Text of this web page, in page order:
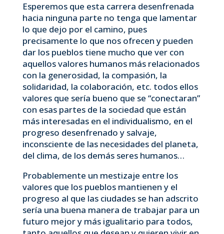
Esperemos que esta carrera desenfrenada
hacia ninguna parte no tenga que lamentar
lo que dejo por el camino, pues
precisamente lo que nos ofrecen y pueden
dar los pueblos tiene mucho que ver con
aquellos valores humanos más relacionados
con la generosidad, la compasión, la
solidaridad, la colaboración, etc. todos ellos
valores que sería bueno que se “conectaran”
con esas partes de la sociedad que están
más interesadas en el individualismo, en el
progreso desenfrenado y salvaje,
inconsciente de las necesidades del planeta,
del clima, de los demás seres humanos…
Probablemente un mestizaje entre los
valores que los pueblos mantienen y el
progreso al que las ciudades se han adscrito
sería una buena manera de trabajar para un
futuro mejor y más igualitario para todos,